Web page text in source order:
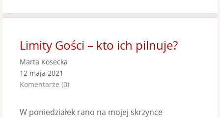
Limity Gości – kto ich pilnuje?
Marta Kosecka
12 maja 2021
Komentarze (0)
W poniedziałek rano na mojej skrzynce